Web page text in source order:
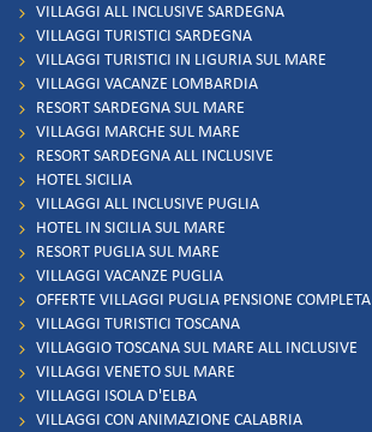
VILLAGGI ALL INCLUSIVE SARDEGNA
VILLAGGI TURISTICI SARDEGNA
VILLAGGI TURISTICI IN LIGURIA SUL MARE
VILLAGGI VACANZE LOMBARDIA
RESORT SARDEGNA SUL MARE
VILLAGGI MARCHE SUL MARE
RESORT SARDEGNA ALL INCLUSIVE
HOTEL SICILIA
VILLAGGI ALL INCLUSIVE PUGLIA
HOTEL IN SICILIA SUL MARE
RESORT PUGLIA SUL MARE
VILLAGGI VACANZE PUGLIA
OFFERTE VILLAGGI PUGLIA PENSIONE COMPLETA
VILLAGGI TURISTICI TOSCANA
VILLAGGIO TOSCANA SUL MARE ALL INCLUSIVE
VILLAGGI VENETO SUL MARE
VILLAGGI ISOLA D'ELBA
VILLAGGI CON ANIMAZIONE CALABRIA